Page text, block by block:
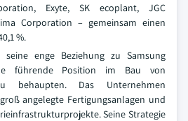
Exyte, SK ecoplant, JGC
Corporation – gemeinsam einen
%.
seine enge Beziehung zu Samsung
führende Position im Bau von
behaupten. Das Unternehmen
angelegte Fertigungsanlagen und
Seine Strategie